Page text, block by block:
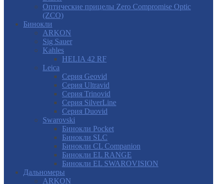
Оптические прицелы Zero Compromise Optic
(ZCO)
Бинокли
ARKON
Sig Sauer
Kahles
HELIA 42 RF
Leica
Серия Geovid
Серия Ultravid
Серия Trinovid
Серия SilverLine
Серия Duovid
Swarovski
Бинокли Pocket
Бинокли SLC
Бинокли CL Companion
Бинокли EL RANGE
Бинокли EL SWAROVISION
Дальномеры
ARKON